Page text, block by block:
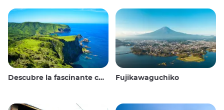
Descubre la fascinante cultura y los impresionantes paisajes de las Islas Oki en Japón Fujikawaguchiko